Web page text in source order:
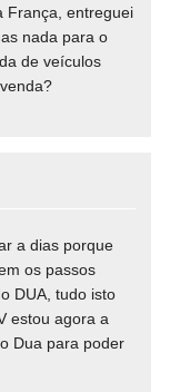
França, entreguei
nada para o
de veículos
a dias porque
os passos
DUA, tudo isto
estou agora a
Dua para poder